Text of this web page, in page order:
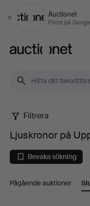
Stäng
Auctionet
Finns på
Ljuskronor
på
Uppsala
Filtrera
Ljuskronor på
Bevaka sökning
Pågående auktioner